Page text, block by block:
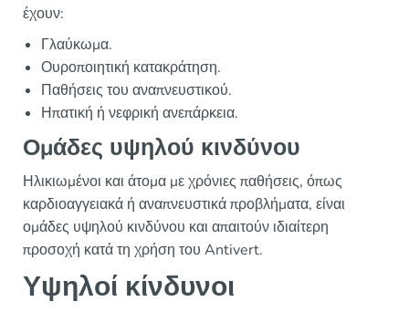
έχουν:
Γλαύκωμα.
Ουροποιητική κατακράτηση.
Παθήσεις του αναπνευστικού.
Ηπατική ή νεφρική ανεπάρκεια.
Ομάδες υψηλού κινδύνου
Ηλικιωμένοι και άτομα με χρόνιες παθήσεις, όπως
καρδιοαγγειακά ή αναπνευστικά προβλήματα, είναι
ομάδες υψηλού κινδύνου και απαιτούν ιδιαίτερη
προσοχή κατά τη χρήση του Antivert.
Υψηλοί κίνδυνοι